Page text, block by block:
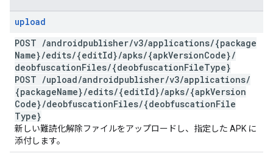
upload
POST /androidpublisher/v3/applications/{package
Name}/edits/{editId}/apks/{apkVersionCode}/
deobfuscationFiles/{deobfuscationFileType}
POST /upload/androidpublisher/v3/applications/
{packageName}/edits/{editId}/apks/{apkVersion
Code}/deobfuscationFiles/{deobfuscationFile
Type}
新しい難読化解除ファイルをアップロードし、指定した APK に
添付します。